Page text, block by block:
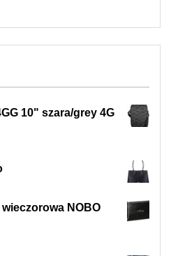
10" szara/grey 4G
NOBO